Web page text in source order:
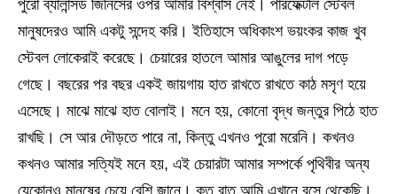
পুরো ব্যালান্সড জিনিসের ওপর আমার বিশ্বাস নেই। পারফেক্টলি স্টেবল
মানুষদেরও আমি একটু সন্দেহ করি। ইতিহাসে অধিকাংশ ভয়ংকর কাজ খুব
স্টেবল লোকেরাই করেছে। চেয়ারের হাতলে আমার আঙুলের দাগ পড়ে
গেছে। বছরের পর বছর একই জায়গায় হাত রাখতে রাখতে কাঠ মসৃণ হয়ে
এসেছে। মাঝে মাঝে হাত বোলাই। মনে হয়, কোনো বৃদ্ধ জন্তুর পিঠে হাত
রাখছি। সে আর দৌড়তে পারে না, কিন্তু এখনও পুরো মরেনি। কখনও
কখনও আমার সত্যিই মনে হয়, এই চেয়ারটা আমার সম্পর্কে পৃথিবীর অন্য